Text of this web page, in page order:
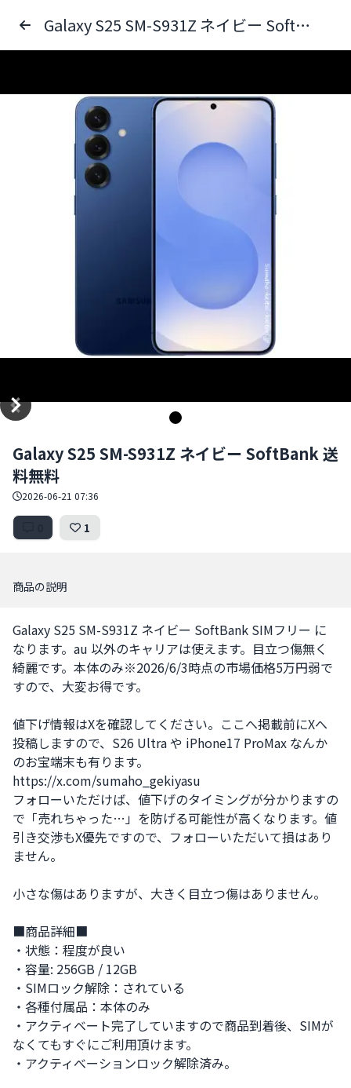
Galaxy S25 SM-S931Z ネイビー SoftBank 送料無料
Galaxy S25 SM-S931Z ネイビー SoftBank 送
料無料
2026-06-21 07:36
1
商品の説明
Galaxy S25 SM-S931Z ネイビー SoftBank SIMフリー に
なります。au 以外のキャリアは使えます。目立つ傷無く
綺麗です。本体のみ※2026/6/3時点の市場価格5万円弱で
すので、大変お得です。
値下げ情報はXを確認してください。ここへ掲載前にXへ
投稿しますので、S26 Ultra や iPhone17 ProMax なんか
のお宝端末も有ります。
https://x.com/sumaho_gekiyasu
フォローいただけば、値下げのタイミングが分かりますの
で「売れちゃった…」を防げる可能性が高くなります。値
引き交渉もX優先ですので、フォローいただいて損はあり
ません。
小さな傷はありますが、大きく目立つ傷はありません。
■商品詳細■
・状態：程度が良い
・容量: 256GB / 12GB
・SIMロック解除：されている
・各種付属品：本体のみ
・アクティベート完了していますので商品到着後、SIMが
なくてもすぐにご利用頂けます。
・アクティべーションロック解除済み。